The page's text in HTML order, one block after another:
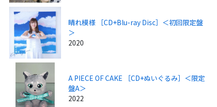
晴れ模様 ［CD+Blu-ray Disc］＜初回限定盤
＞
2020
A PIECE OF CAKE ［CD+ぬいぐるみ］＜限定
盤A＞
2022